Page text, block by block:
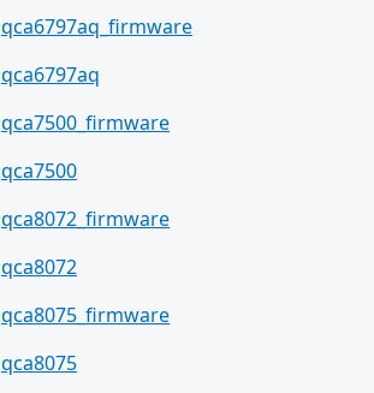
qca6797aq_firmware
qca6797aq
qca7500_firmware
qca7500
qca8072_firmware
qca8072
qca8075_firmware
qca8075